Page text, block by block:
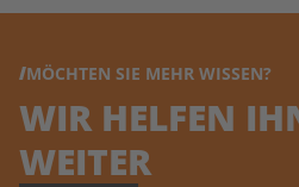
MÖCHTEN SIE MEHR WISSEN?
WIR HELFEN
WEITER